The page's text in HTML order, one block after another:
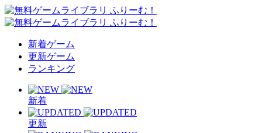
新着ゲーム
更新ゲーム
ランキング
新着
更新